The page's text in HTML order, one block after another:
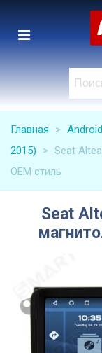
Главная >
2015)
> Seat
OEM стиль
Seat